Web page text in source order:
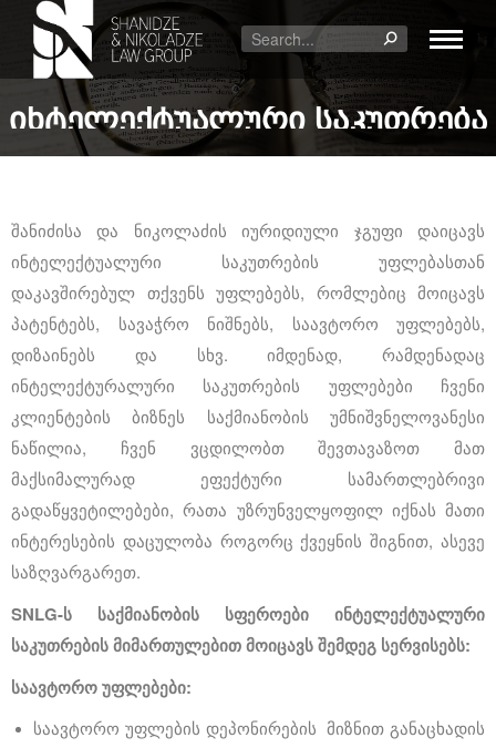
ინტელექტუალური საკუთრება
შანიძისა და ნიკოლაძის იურიდიული ჯგუფი დაიცავს
ინტელექტუალური საკუთრების უფლებასთან
დაკავშირებულ თქვენს უფლებებს, რომლებიც მოიცავს
პატენტებს, სავაჭრო ნიშნებს, საავტორო უფლებებს,
დიზაინებს და სხვ. იმდენად, რამდენადაც
ინტელექტურალური საკუთრების უფლებები ჩვენი
კლიენტების ბიზნეს საქმიანობის უმნიშვნელოვანესი
ნაწილია, ჩვენ ვცდილობთ შევთავაზოთ მათ
მაქსიმალურად ეფექტური სამართლებრივი
გადაწყვეტილებები, რათა უზრუნველყოფილ იქნას მათი
ინტერესების დაცულობა როგორც ქვეყნის შიგნით, ასევე
საზღვარგარეთ.
SNLG-ს საქმიანობის სფეროები ინტელექტუალური
საკუთრების მიმართულებით მოიცავს შემდეგ სერვისებს:
საავტორო უფლებები:
საავტორო უფლების დეპონირების მიზნით განაცხადის